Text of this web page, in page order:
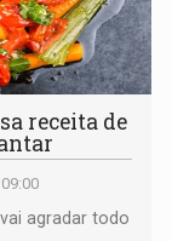
receita de
agradar todo